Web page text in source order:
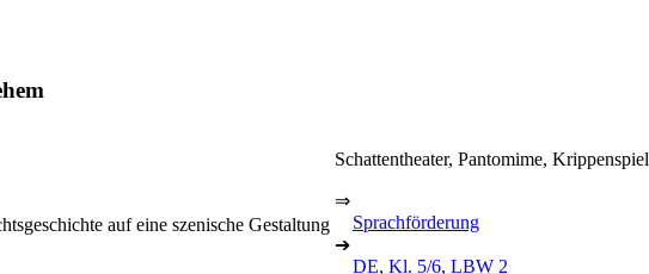
auf eine szenische Gestaltung
Schattentheater, Pantomime, Krippenspiel
⇒
Sprachförderung
➔
DE, Kl. 5/6, LBW 2